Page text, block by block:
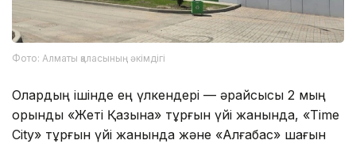
Фото: Алматы қаласының әкімдігі
Олардың ішінде ең үлкендері — әрқайсысы 2 мың
орындық «Жеті Қазына» тұрғын үйі жанында, «Time
City» тұрғын үйі жанында және «Алғабас» шағын